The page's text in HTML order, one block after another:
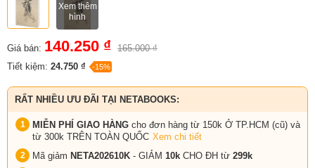
Xem thêm
hình
Giá bán: 140.250 ₫ 165.000 ₫
Tiết kiệm: 24.750 ₫ -15%
RẤT NHIỀU ƯU ĐÃI TẠI NETABOOKS:
MIỄN PHÍ GIAO HÀNG cho đơn hàng từ 150k Ở TP.HCM (cũ) và
từ 300k TRÊN TOÀN QUỐC Xem chi tiết
Mã giảm NETA202610K - GIẢM 10k CHO ĐH từ 299k